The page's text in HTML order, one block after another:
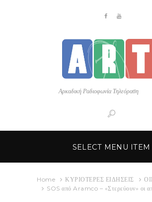
Αρκαδική Ραδιοφωνία Τηλεόραση
SELECT MENU ITEM
Home ΚΥΡΙΟΤΕΡΕΣ ΕΙΔΗΣΕΙΣ
SOS από Aramco – «Στερεύουν» οι